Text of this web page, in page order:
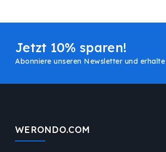
Jetzt 10% sparen!
Abonniere unseren Newsletter und
WERONDO.COM